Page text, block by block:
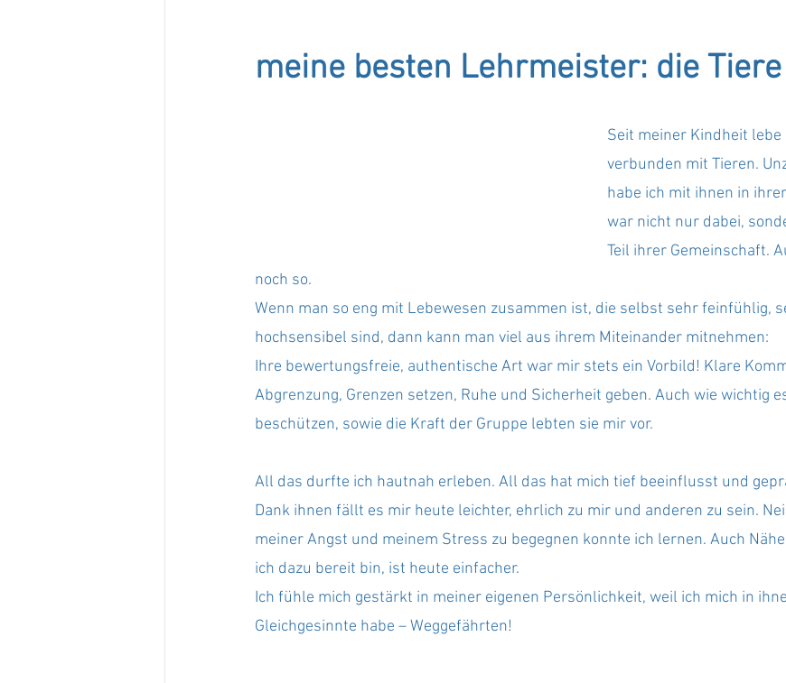
meine besten Lehrmeister: die Tiere
Seit meiner Kindheit lebe
verbunden mit Tieren.
habe ich mit ihnen in
war nicht nur dabei,
Teil ihrer Gemeinschaft.
noch so.
Wenn man so eng mit Lebewesen zusammen ist, die selbst sehr feinfühlig,
hochsensibel sind, dann kann man viel aus ihrem Miteinander mitnehmen:
Ihre bewertungsfreie, authentische Art war mir stets ein Vorbild! Klare
Abgrenzung, Grenzen setzen, Ruhe und Sicherheit geben. Auch wie wichtig
beschützen, sowie die Kraft der Gruppe lebten sie mir vor.
All das durfte ich hautnah erleben. All das hat mich tief beeinflusst und
Dank ihnen fällt es mir heute leichter, ehrlich zu mir und anderen zu sein.
meiner Angst und meinem Stress zu begegnen konnte ich lernen. Auch
ich dazu bereit bin, ist heute einfacher.
Ich fühle mich gestärkt in meiner eigenen Persönlichkeit, weil ich mich in
Gleichgesinnte habe – Weggefährten!